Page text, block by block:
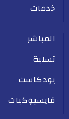
خدمات
المباشر
تسلية
بودكاست
فايسبوكيات